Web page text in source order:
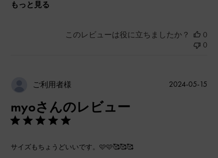
もっと見る
このレビューは役に立ちましたか？
0
0
ご利用者様
myoさんのレビュー
サイズもちょうどいいです。🩷🩷🥰🥰🥰
公
2024-05-15